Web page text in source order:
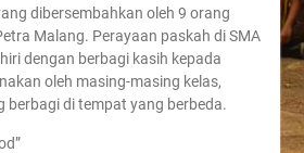
dibersembahkan oleh 9 orang
Malang. Perayaan paskah di SMA
dengan berbagi kasih kepada
oleh masing-masing kelas,
berbagi di tempat yang berbeda.